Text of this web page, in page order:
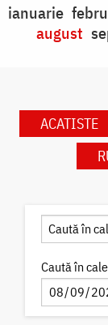
ianuarie
august
ACATISTE
Caută în